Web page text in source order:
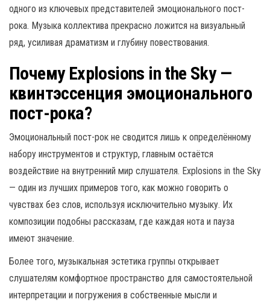
одного из ключевых представителей эмоционального пост-
рока. Музыка коллектива прекрасно ложится на визуальный
ряд, усиливая драматизм и глубину повествования.
Почему Explosions in the Sky —
квинтэссенция эмоционального
пост-рока?
Эмоциональный пост-рок не сводится лишь к определённому
набору инструментов и структур, главным остаётся
воздействие на внутренний мир слушателя. Explosions in the Sky
— один из лучших примеров того, как можно говорить о
чувствах без слов, используя исключительно музыку. Их
композиции подобны рассказам, где каждая нота и пауза
имеют значение.
Более того, музыкальная эстетика группы открывает
слушателям комфортное пространство для самостоятельной
интерпретации и погружения в собственные мысли и